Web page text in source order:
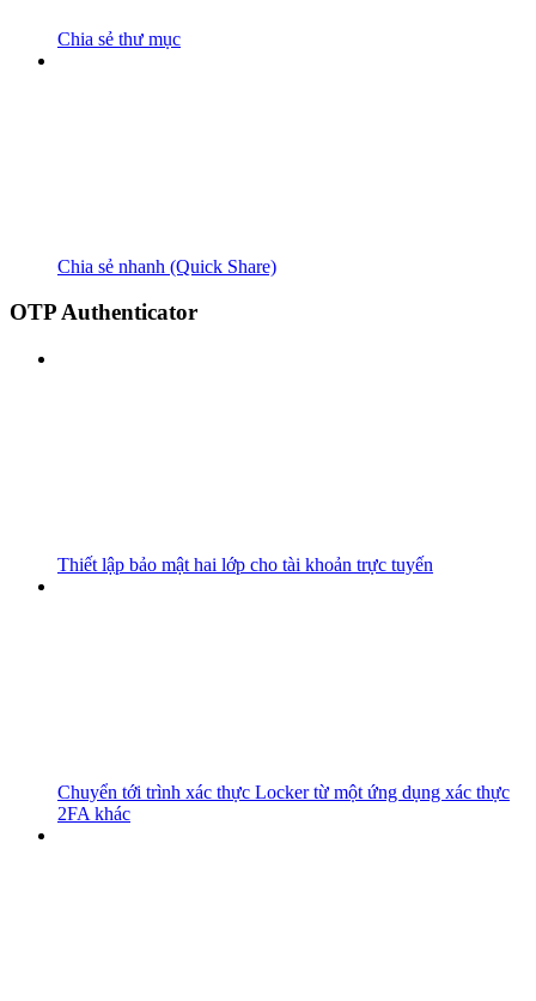
Chia sẻ thư mục
Chia sẻ nhanh (Quick Share)
OTP Authenticator
Thiết lập bảo mật hai lớp cho tài khoản trực tuyến
Chuyển tới trình xác thực Locker từ một ứng dụng xác thực
2FA khác